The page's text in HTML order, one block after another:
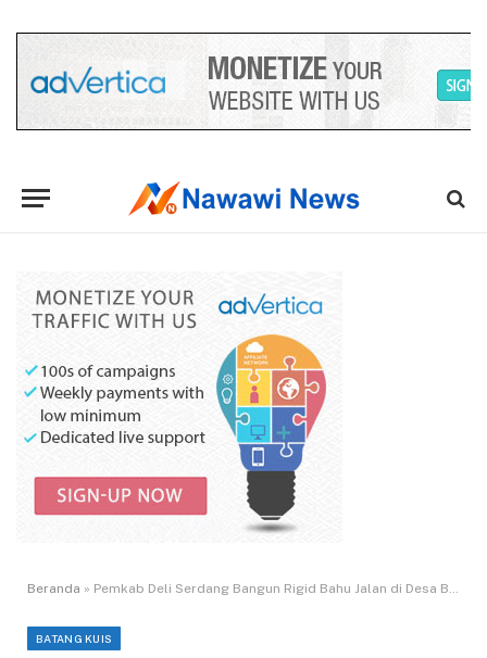
Beranda » Pemkab Deli Serdang Bangun Rigid Bahu Jalan di Desa Baru Dusun III Batang Kuis, “Warga Sambut Antusias”
BATANG KUIS